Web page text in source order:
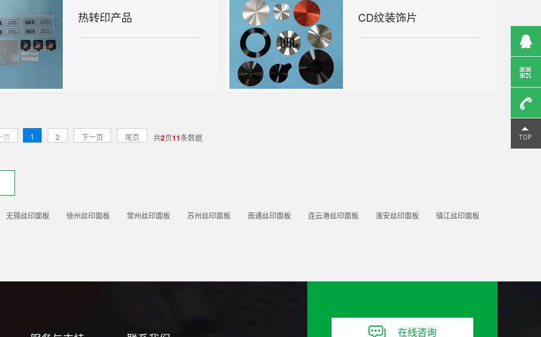
热转印产品 CD纹装饰片
页 1 2 下一页 尾页 共2页11条数据
无锡丝印面板 徐州丝印面板 常州丝印面板 苏州丝印面板 南通丝印面板 连云港丝印面板 淮安丝印面板 镇江丝印面板
在线咨询